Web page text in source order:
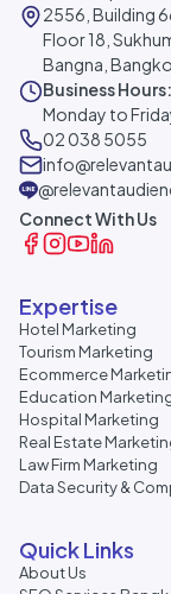
2556, Building
Floor 18,
Bangna,
Business Hours:
Monday to
02 038 5055
Connect With Us
Expertise
Hotel Marketing
Tourism Marketing
Ecommerce
Education
Hospital Marketing
Real Estate
Law Firm Marketing
Data Security &
Quick Links
About Us